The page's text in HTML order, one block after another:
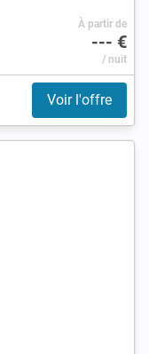
À partir de
--- €
/ nuit
Voir l'offre